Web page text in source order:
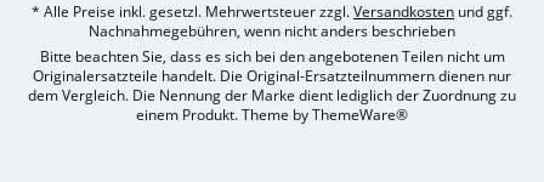
* Alle Preise inkl. gesetzl. Mehrwertsteuer zzgl.Versandkosten und ggf.
Nachnahmegebühren, wenn nicht anders beschrieben
Bitte beachten Sie, dass es sich bei den angebotenen Teilen nicht um
Originalersatzteile handelt. Die Original-Ersatzteilnummern dienen nur
dem Vergleich. Die Nennung der Marke dient lediglich der Zuordnung zu
einem Produkt. Theme byThemeWare®